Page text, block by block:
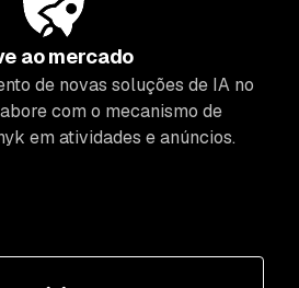
ao mercado
de novas soluções de IA no
com o mecanismo de
em atividades e anúncios.